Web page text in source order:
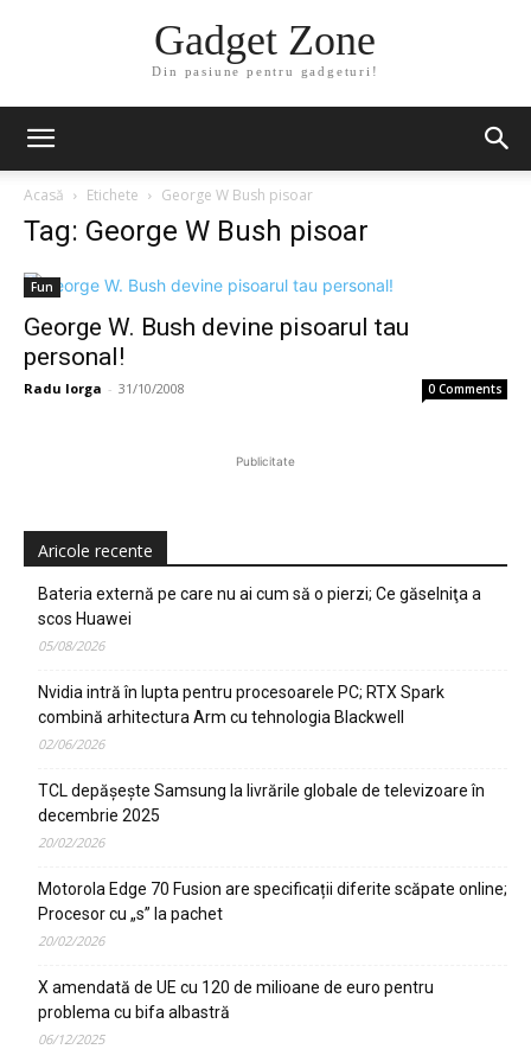
Gadget Zone
Din pasiune pentru gadgeturi!
Acasă Etichete George W Bush pisoar
Tag: George W Bush pisoar
Fun
George W. Bush devine pisoarul tau
personal!
Radu Iorga - 31/10/2008 0 Comments
Publicitate
Aricole recente
Bateria externă pe care nu ai cum să o pierzi; Ce găselniţa a
scos Huawei
05/08/2026
Nvidia intră în lupta pentru procesoarele PC; RTX Spark
combină arhitectura Arm cu tehnologia Blackwell
02/06/2026
TCL depășește Samsung la livrările globale de televizoare în
decembrie 2025
20/02/2026
Motorola Edge 70 Fusion are specificații diferite scăpate online;
Procesor cu „s” la pachet
20/02/2026
X amendată de UE cu 120 de milioane de euro pentru
problema cu bifa albastră
06/12/2025